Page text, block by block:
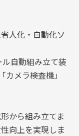
人化・自動化ソ
自動組み立て装
メラ検査機」
から組み立てま
向上を実現しま